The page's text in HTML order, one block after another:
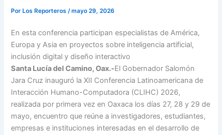
PorLos Reporteros /mayo 29, 2026
En esta conferencia participan especialistas de América,
Europa y Asia en proyectos sobre inteligencia artificial,
inclusión digital y diseño interactivo
Santa Lucía del Camino, Oax.-El Gobernador Salomón
Jara Cruz inauguró la XII Conferencia Latinoamericana de
Interacción Humano-Computadora (CLIHC) 2026,
realizada por primera vez en Oaxaca los días 27, 28 y 29 de
mayo, encuentro que reúne a investigadores, estudiantes,
empresas e instituciones interesadas en el desarrollo de